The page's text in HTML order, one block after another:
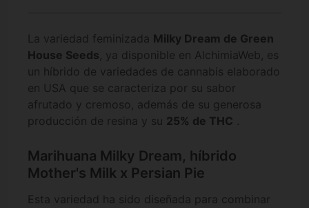
La variedad feminizada Milky Dream de Green
House Seeds, ya disponible en AlchimiaWeb, es
un híbrido de variedades de cannabis elaborado
en USA que se caracteriza por su sabor
afrutado y cremoso, además de su generosa
producción de resina y su 25% de THC .
Marihuana Milky Dream, híbrido
Mother's Milk x Persian Pie
Esta variedad ha sido diseñada para combinar